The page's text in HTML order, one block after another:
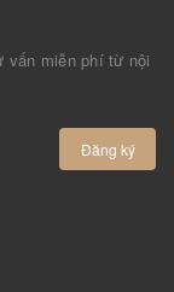
vấn miễn phí từ nội
Đăng ký